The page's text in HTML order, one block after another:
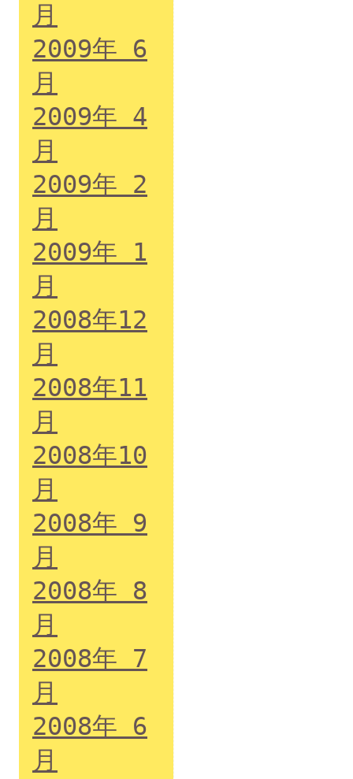
月
2009年 6
月
2009年 4
月
2009年 2
月
2009年 1
月
2008年12
月
2008年11
月
2008年10
月
2008年 9
月
2008年 8
月
2008年 7
月
2008年 6
月